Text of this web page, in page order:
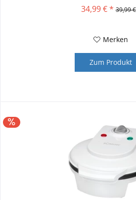
34,99 € * 39,99
Merken
Zum Produkt